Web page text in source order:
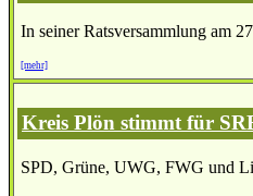
In seiner Ratsversammlung am
[mehr]
Kreis Plön stimmt für
SPD, Grüne, UWG, FWG und